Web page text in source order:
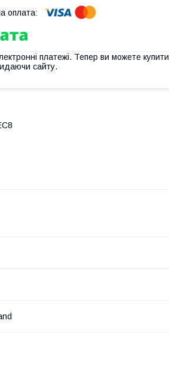
платежі. Тепер ви можете купити
сайту.